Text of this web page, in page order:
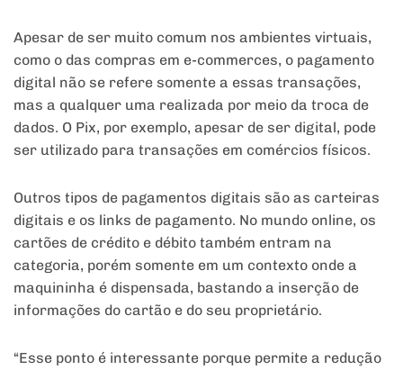
Apesar de ser muito comum nos ambientes virtuais,
como o das compras em e-commerces, o pagamento
digital não se refere somente a essas transações,
mas a qualquer uma realizada por meio da troca de
dados. O Pix, por exemplo, apesar de ser digital, pode
ser utilizado para transações em comércios físicos.
Outros tipos de pagamentos digitais são as carteiras
digitais e os links de pagamento. No mundo online, os
cartões de crédito e débito também entram na
categoria, porém somente em um contexto onde a
maquininha é dispensada, bastando a inserção de
informações do cartão e do seu proprietário.
“Esse ponto é interessante porque permite a redução